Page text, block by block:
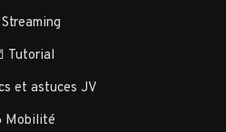
Tutorial
et astuces JV
Mobilité